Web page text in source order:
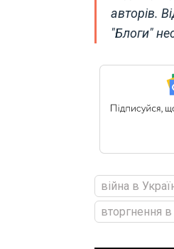
авторів.
"Блоги"
війна в
вторгнення в